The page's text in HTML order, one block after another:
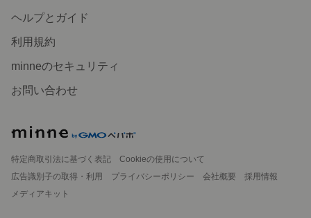
ヘルプとガイド
利用規約
minneのセキュリティ
お問い合わせ
特定商取引法に基づく表記
Cookieの使用について
広告識別子の取得・利用
プライバシーポリシー 会社概要
採用情報
メディアキット